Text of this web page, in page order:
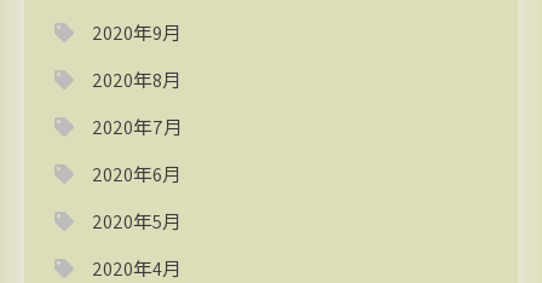
2020年9月
2020年8月
2020年7月
2020年6月
2020年5月
2020年4月